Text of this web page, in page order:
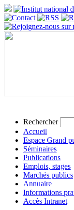
Rechercher
Accueil
Espace Grand
Séminaires
Publications
Emplois, stages
Marchés publics
Annuaire
Informations
Accès Intranet